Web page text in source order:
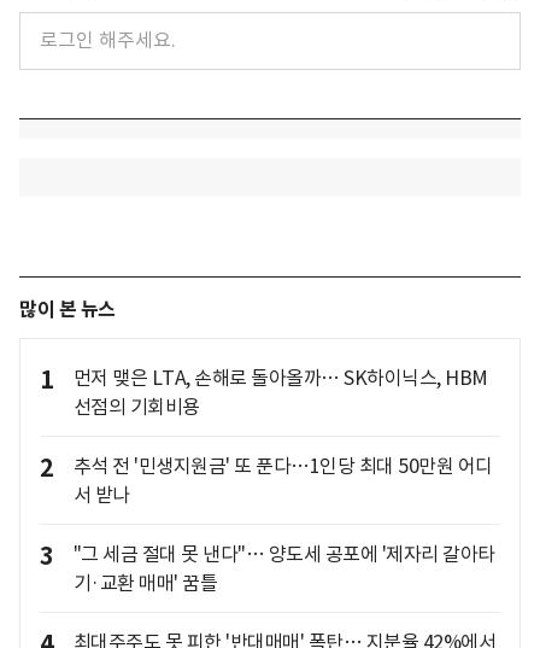
많이 본 뉴스
1
먼저 맺은 LTA, 손해로 돌아올까… SK하이닉스, HBM
선점의 기회비용
2
추석 전 '민생지원금' 또 푼다…1인당 최대 50만원 어디
서 받나
3
"그 세금 절대 못 낸다"… 양도세 공포에 '제자리 갈아타
기·교환 매매' 꿈틀
최대주주도 못 피한 '반대매매' 폭탄… 지분율 42%에서